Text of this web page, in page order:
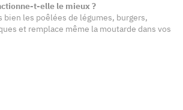
t-elle le mieux ?
bien les poêlées de légumes, burgers,
et remplace même la moutarde dans vos